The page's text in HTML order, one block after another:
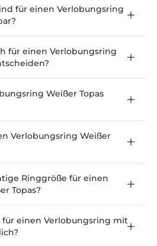
für einen Verlobungsring
für einen Verlobungsring
Weißer Topas
Verlobungsring Weißer
Ringgröße für einen
Topas?
für einen Verlobungsring mit